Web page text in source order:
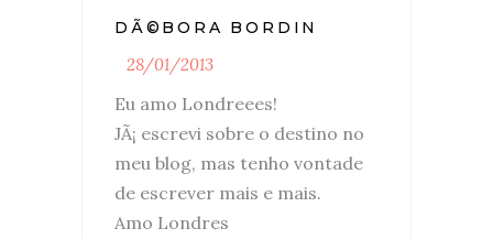
DÃ©BORA BORDIN
28/01/2013
Eu amo Londreees!
JÃ¡ escrevi sobre o destino no
meu blog, mas tenho vontade
de escrever mais e mais.
Amo Londres